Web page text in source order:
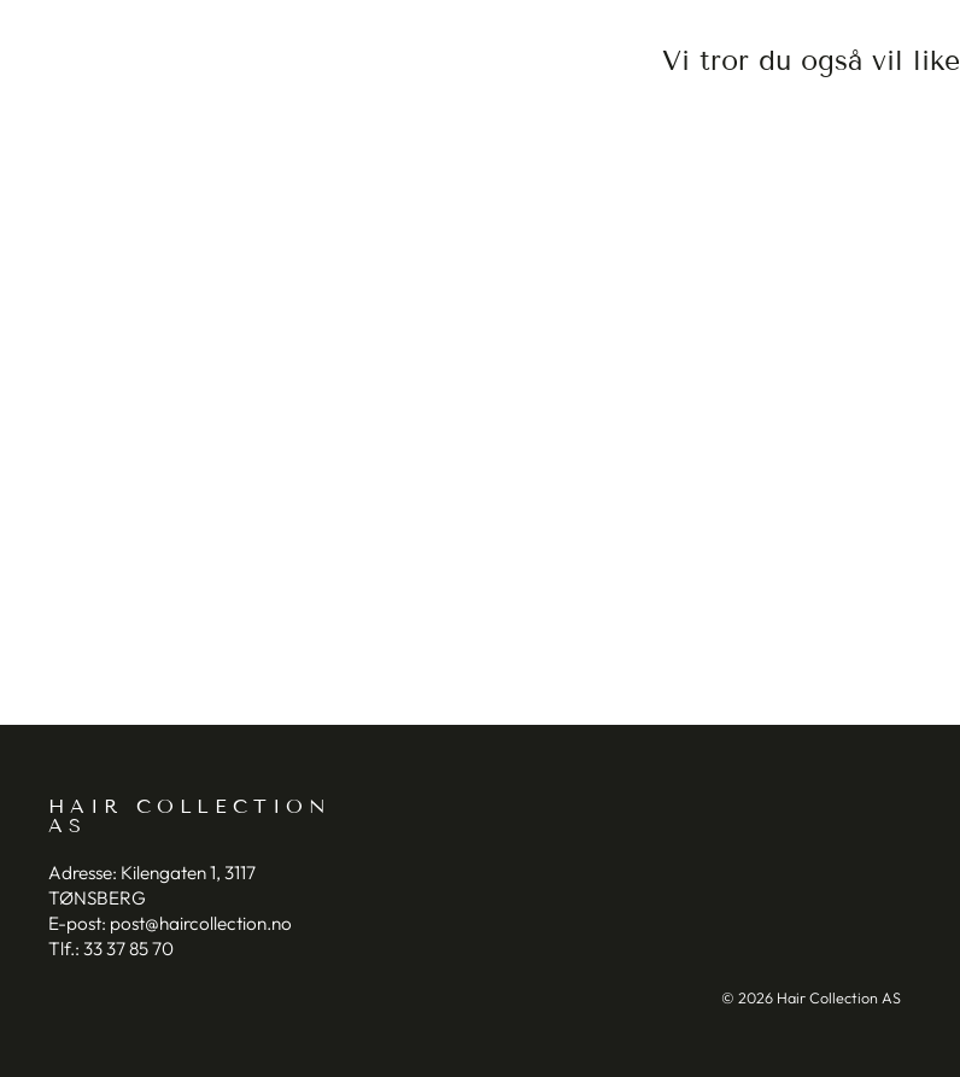
Vi tror du også vil like
HAIR COLLECTION
AS
Adresse: Kilengaten 1, 3117
TØNSBERG
E-post: post@haircollection.no
Tlf.: 33 37 85 70
© 2026 Hair Collection AS